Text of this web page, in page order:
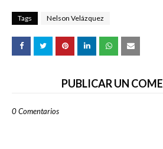
Tags Nelson Velázquez
PUBLICAR UN
0 Comentarios